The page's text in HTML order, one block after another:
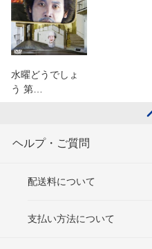
水曜どうでしょ
う 第…
ヘルプ・ご質問
配送料について
支払い方法について